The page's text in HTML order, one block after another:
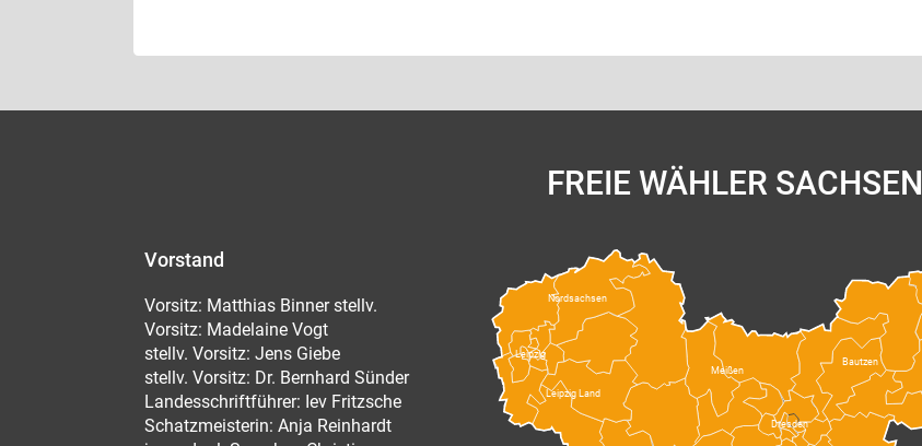
FREIE WÄHLER SACHSEN
Vorstand
Vorsitz: Matthias Binner stellv.
Vorsitz: Madelaine Vogt
stellv. Vorsitz: Jens Giebe
stellv. Vorsitz: Dr. Bernhard Sünder
Landesschriftführer: Iev Fritzsche
Schatzmeisterin: Anja Reinhardt
Bautzen
Leipzig
Leipzig Land
Meißen
Nordsachsen
Dresden